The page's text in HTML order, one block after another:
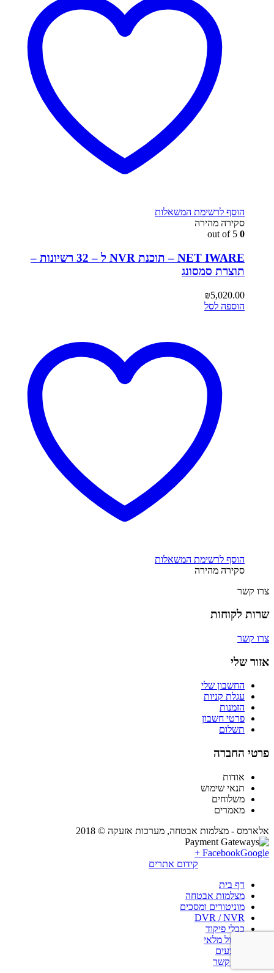
הוסף לרשימת המשאלות
סקירה מהירה
0
NET IWARE – תוכנת NVR ל – 32 רשיונות –
תוצרת סמסונג
₪5,020.00
הוספה לסל
הוסף לרשימת המשאלות
סקירה מהירה
צרו קשר
שרות לקוחות
צרו קשר
אזור שלי
החשבון שלי
עגלת קניות
הזמנות
פרטי חשבון
תשלום
פרטי החברה
אודות
תנאי שימוש
משלוחים
מאמרים
אלארמס - מצלמות אבטחה, מערכות אזעקה © 2018
FacebookGoogle +
קידום אתרים
דף בית
מצלמות אבטחה
מוניטורים ומסכים
DVR / NVR
כבלי פיקוד
חיסול מלאי
מבצעים
צור קשר